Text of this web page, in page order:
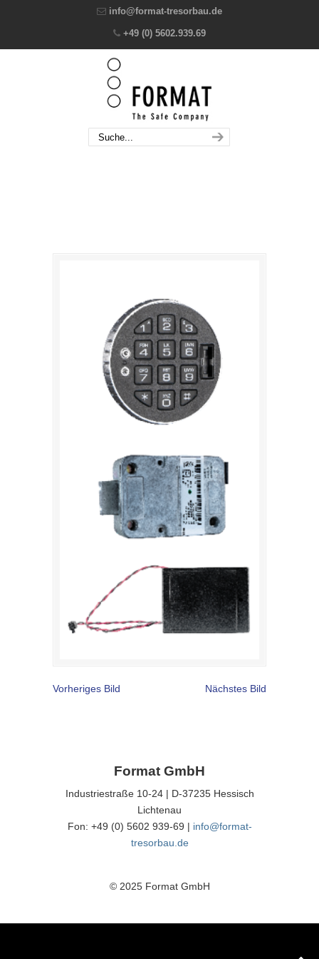
info@format-tresorbau.de
+49 (0) 5602.939.69
Vorheriges Bild Nächstes Bild
Format GmbH
Industriestraße 10-24 | D-37235 Hessisch
Lichtenau
Fon: +49 (0) 5602 939-69 | info@format-
tresorbau.de
© 2025 Format GmbH